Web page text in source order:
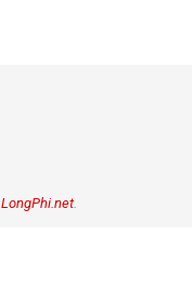
LongPhi.net.